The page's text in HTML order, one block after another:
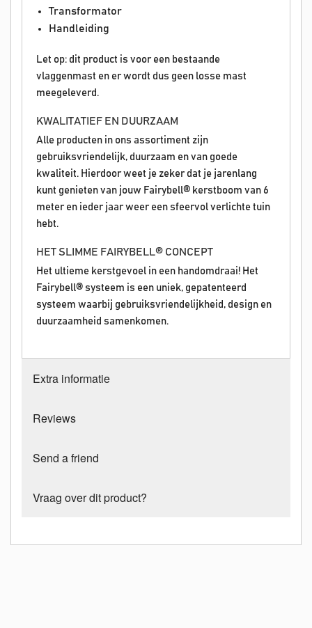
Transformator
Handleiding
Let op: dit product is voor een bestaande
vlaggenmast en er wordt dus geen losse mast
meegeleverd.
KWALITATIEF EN DUURZAAM
Alle producten in ons assortiment zijn
gebruiksvriendelijk, duurzaam en van goede
kwaliteit. Hierdoor weet je zeker dat je jarenlang
kunt genieten van jouw Fairybell® kerstboom van 6
meter en ieder jaar weer een sfeervol verlichte tuin
hebt.
HET SLIMME FAIRYBELL® CONCEPT
Het ultieme kerstgevoel in een handomdraai! Het
Fairybell® systeem is een uniek, gepatenteerd
systeem waarbij gebruiksvriendelijkheid, design en
duurzaamheid samenkomen.
Extra informatie
Reviews
Send a friend
Vraag over dit product?